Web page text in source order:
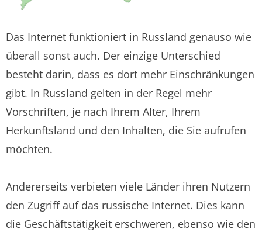
Das Internet funktioniert in Russland genauso wie
überall sonst auch. Der einzige Unterschied
besteht darin, dass es dort mehr Einschränkungen
gibt. In Russland gelten in der Regel mehr
Vorschriften, je nach Ihrem Alter, Ihrem
Herkunftsland und den Inhalten, die Sie aufrufen
möchten.
Andererseits verbieten viele Länder ihren Nutzern
den Zugriff auf das russische Internet. Dies kann
die Geschäftstätigkeit erschweren, ebenso wie den